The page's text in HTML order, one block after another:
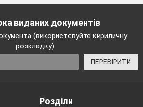
виданих документів
(використовуйте кириличну
розкладку)
ПЕРЕВІРИТИ
Розділи